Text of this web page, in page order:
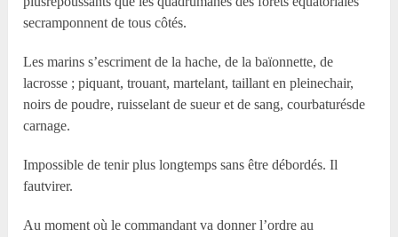
secramponnent de tous côtés.
Les marins s’escriment de la hache, de la baïonnette, de
lacrosse ; piquant, trouant, martelant, taillant en pleinechair,
noirs de poudre, ruisselant de sueur et de sang, courbaturésde
carnage.
Impossible de tenir plus longtemps sans être débordés. Il
fautvirer.
Au moment où le commandant va donner l’ordre au